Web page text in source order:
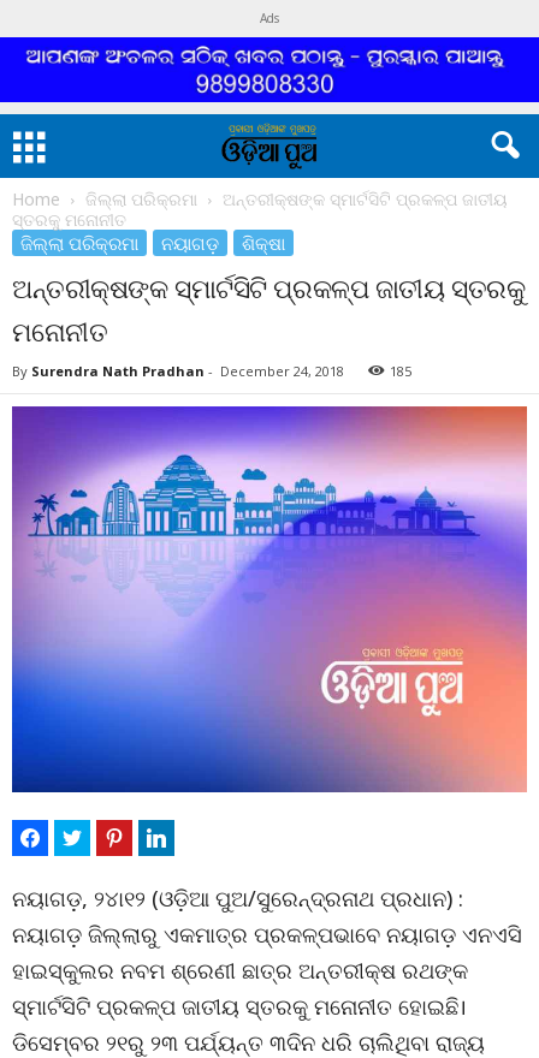
Ads
Home ଜିଲ୍ଲା ପରିକ୍ରମା
ଅନ୍ତରୀକ୍ଷଙ୍କ ସ୍ମାର୍ଟସିଟି ପ୍ରକଳ୍ପ ଜାତୀୟ
ସ୍ତରକୁ ମନୋନୀତ
ଜିଲ୍ଲା ପରିକ୍ରମା ନୟାଗଡ଼ ଶିକ୍ଷା
ଅନ୍ତରୀକ୍ଷଙ୍କ ସ୍ମାର୍ଟସିଟି ପ୍ରକଳ୍ପ ଜାତୀୟ ସ୍ତରକୁ
ମନୋନୀତ
By Surendra Nath Pradhan - December 24, 2018 185
ନୟାଗଡ଼, ୨୪ା୧୨ (ଓଡ଼ିଆ ପୁଅ/ସୁରେନ୍ଦ୍ରନାଥ ପ୍ରଧାନ) :
ନୟାଗଡ଼ ଜିଲ୍ଲାରୁ ଏକମାତ୍ର ପ୍ରକଳ୍ପଭାବେ ନୟାଗଡ଼ ଏନଏସି
ହାଇସ୍କୁଲର ନବମ ଶ୍ରେଣୀ ଛାତ୍ର ଅନ୍ତରୀକ୍ଷ ରଥଙ୍କ
ସ୍ମାର୍ଟସିଟି ପ୍ରକଳ୍ପ ଜାତୀୟ ସ୍ତରକୁ ମନୋନୀତ ହୋଇଛି।
ଡିସେମ୍ବର ୨୧ରୁ ୨୩ ପର୍ଯ୍ୟନ୍ତ ୩ଦିନ ଧରି ଚାଲିଥିବା ରାଜ୍ୟ